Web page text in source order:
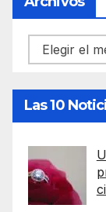
Archivos
Las 10